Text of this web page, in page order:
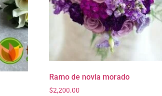
Ramo de novia morado
$2,200.00